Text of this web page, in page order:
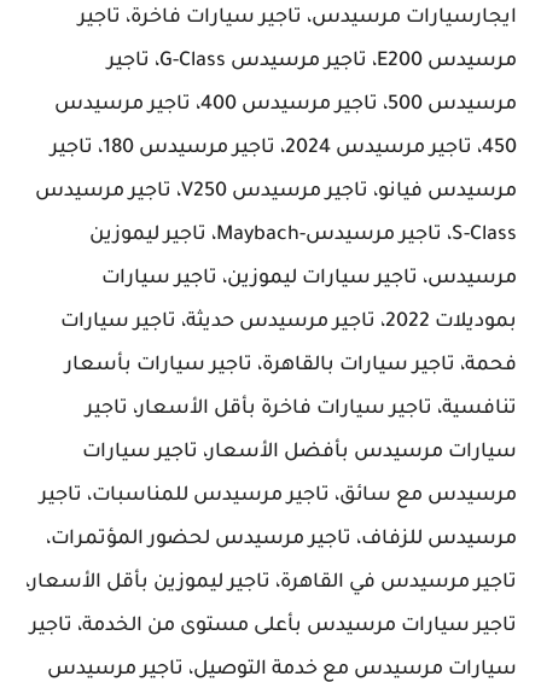
ايجارسيارات مرسيدس، تاجير سيارات فاخرة، تاجير
مرسيدس E200، تاجير مرسيدس G-Class، تاجير
مرسيدس 500، تاجير مرسيدس 400، تاجير مرسيدس
450، تاجير مرسيدس 2024، تاجير مرسيدس 180، تاجير
مرسيدس فيانو، تاجير مرسيدس V250، تاجير مرسيدس
S-Class، تاجير مرسيدس-Maybach، تاجير ليموزين
مرسيدس، تاجير سيارات ليموزين، تاجير سيارات
بموديلات 2022، تاجير مرسيدس حديثة، تاجير سيارات
فحمة، تاجير سيارات بالقاهرة، تاجير سيارات بأسعار
تنافسية، تاجير سيارات فاخرة بأقل الأسعار، تاجير
سيارات مرسيدس بأفضل الأسعار، تاجير سيارات
مرسيدس مع سائق، تاجير مرسيدس للمناسبات، تاجير
مرسيدس للزفاف، تاجير مرسيدس لحضور المؤتمرات،
تاجير مرسيدس في القاهرة، تاجير ليموزين بأقل الأسعار،
تاجير سيارات مرسيدس بأعلى مستوى من الخدمة، تاجير
سيارات مرسيدس مع خدمة التوصيل، تاجير مرسيدس